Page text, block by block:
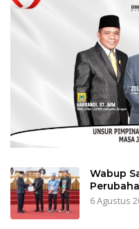
Wabup
6 Agustus